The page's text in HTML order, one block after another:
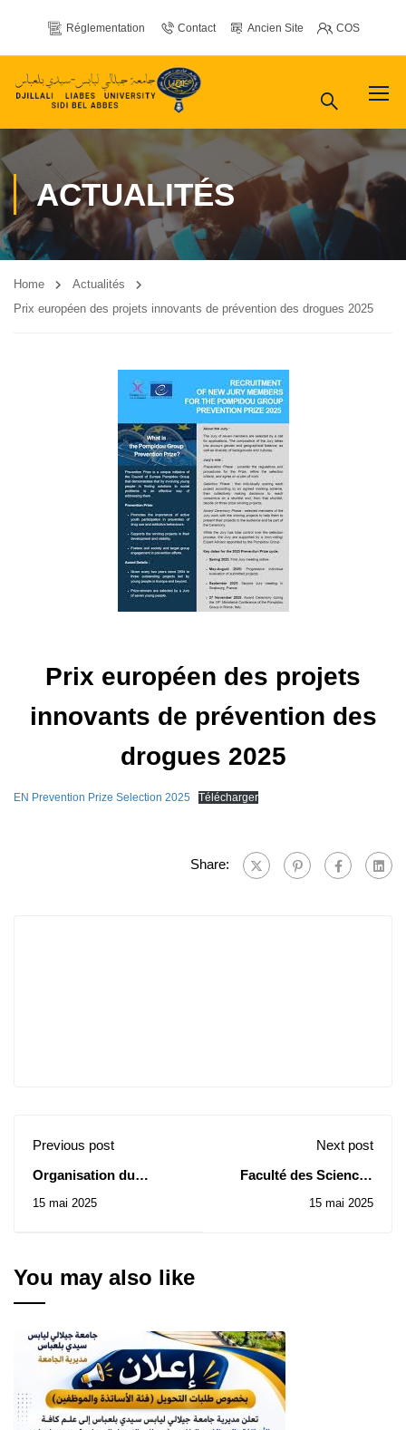
Réglementation Contact Ancien Site COS
ACTUALITÉS
Home
Actualités
Prix ​​européen des projets innovants de prévention des drogues 2025
Prix ​​européen des projets
innovants de prévention des
drogues 2025
EN Prevention Prize Selection 2025 Télécharger
Share:
Previous post
Organisation du
Universitaire de
15 mai 2025
Next post
Faculté des Sciences
Avis de Consultation N°
15 mai 2025
You may also like